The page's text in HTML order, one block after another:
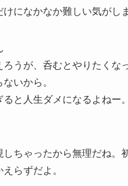
けになかなか難しい気がし
ろうが、呑むとやりたくな
いから。
と人生ダメになるよねー
しちゃったから無理だね。
らずだよ。